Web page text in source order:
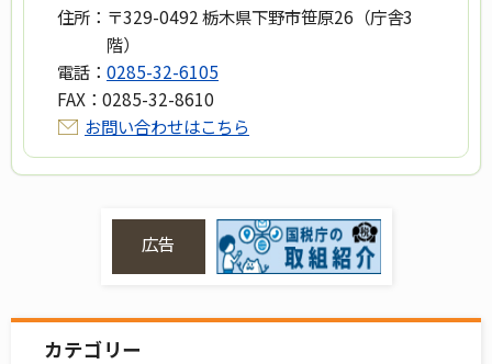
住所： 〒329-0492 栃木県下野市笹原26（庁舎3
階）
電話： 0285-32-6105
FAX： 0285-32-8610
お問い合わせはこちら
広告
カテゴリー